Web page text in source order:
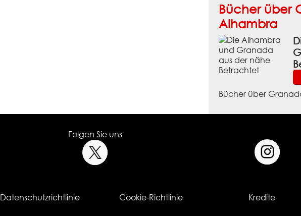
Bücher über
Alhambra
Bücher über
Folgen Sie uns
Datenschutzrichtlinie Cookie-Richtlinie Kredite